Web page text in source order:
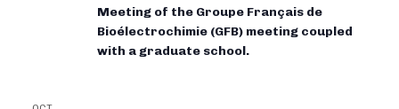
Meeting of the Groupe Français de
Bioélectrochimie (GFB) meeting coupled
with a graduate school.